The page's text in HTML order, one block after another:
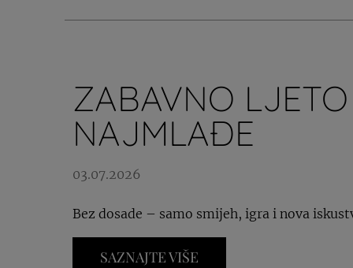
ZABAVNO
NAJMLAĐE
03.07.2026
Bez dosade – samo smijeh, igra i nova
SAZNAJTE VIŠE